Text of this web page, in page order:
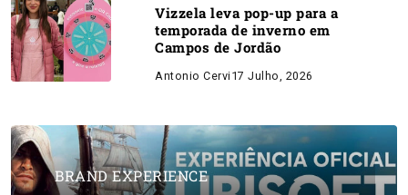
Vizzela leva pop-up para a
temporada de inverno em
Campos de Jordão
Antonio Cervi 17 Julho, 2026
BRAND EXPERIENCE